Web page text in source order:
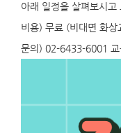
아래 일정을 살펴보시고
비용) 무료 (비대면 화상
문의) 02-6433-6001 교